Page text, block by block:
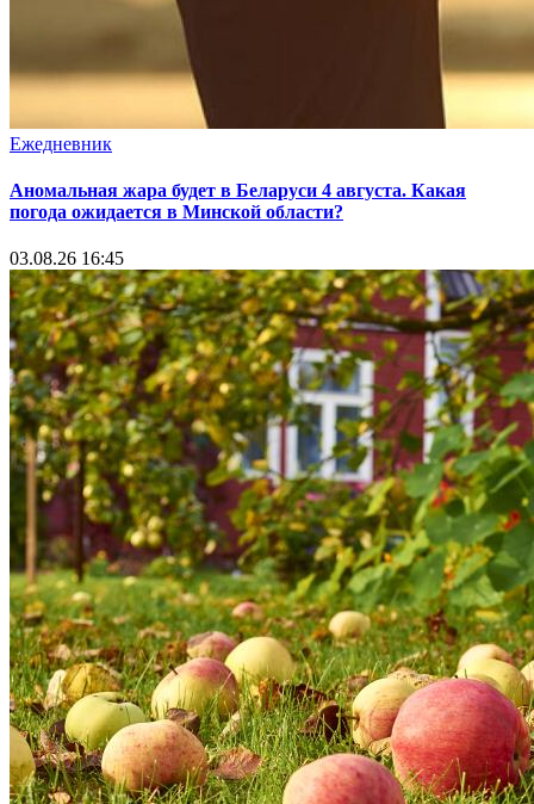
Ежедневник
Аномальная жара будет в Беларуси 4 августа. Какая
погода ожидается в Минской области?
03.08.26 16:45